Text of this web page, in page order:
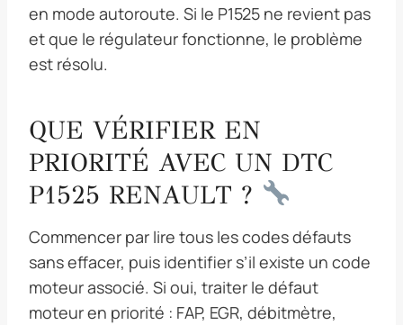
en mode autoroute. Si le P1525 ne revient pas
et que le régulateur fonctionne, le problème
est résolu.
QUE VÉRIFIER EN
PRIORITÉ AVEC UN DTC
P1525 RENAULT ?
Commencer par lire tous les codes défauts
sans effacer, puis identifier s’il existe un code
moteur associé. Si oui, traiter le défaut
moteur en priorité : FAP, EGR, débitmètre,